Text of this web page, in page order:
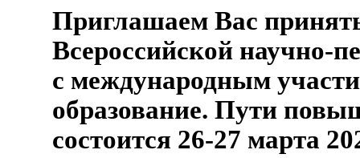
Приглашаем Вас
Всероссийской научно-
с международным
образование. Пути
состоится 26-27 марта